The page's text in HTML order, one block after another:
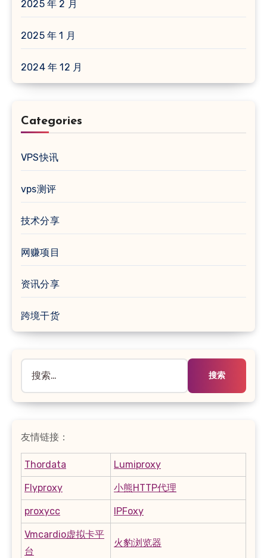
2025 年 2 月
2025 年 1 月
2024 年 12 月
Categories
VPS快讯
vps测评
技术分享
网赚项目
资讯分享
跨境干货
索：
友情链接：
Thordata Lumiproxy
Flyproxy 小熊HTTP代理
proxycc IPFoxy
Vmcardio虚拟卡平
台
火豹浏览器